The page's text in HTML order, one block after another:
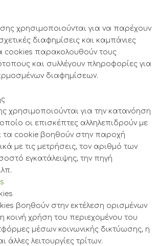
χρησιμοποιούνται για να παρέχουν
διαφημίσεις και καμπάνιες
cookies παρακολουθούν τους
και συλλέγουν πληροφορίες για
διαφημίσεων.
χρησιμοποιούνται για την κατανόηση
οι επισκέπτες αλληλεπιδρούν με
τα cookie βοηθούν στην παροχή
με τις μετρήσεις, τον αριθμό των
εγκατάλειψης, την πηγή
βοηθούν στην εκτέλεση ορισμένων
κοινή χρήση του περιεχομένου του
μέσων κοινωνικής δικτύωσης, η
άλλες λειτουργίες τρίτων.